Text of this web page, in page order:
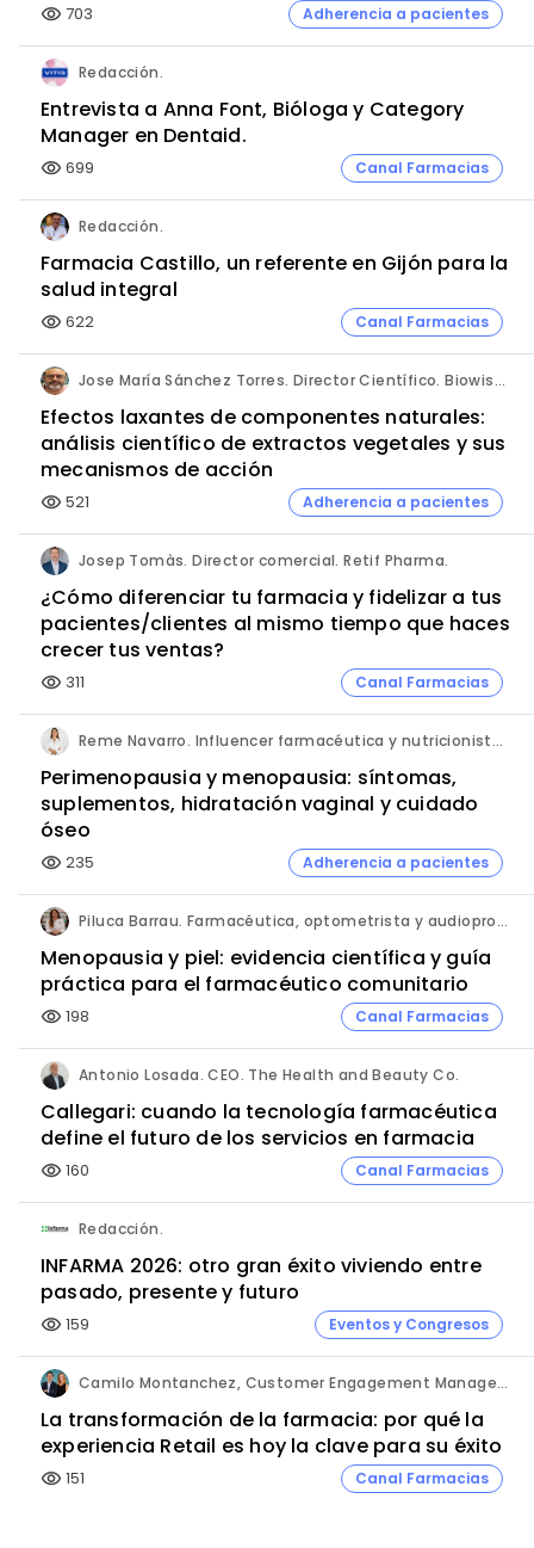
visibility 703 Adherencia a pacientes
Redacción.
Entrevista a Anna Font, Bióloga y Category
Manager en Dentaid.
visibility 699 Canal Farmacias
Redacción.
Farmacia Castillo, un referente en Gijón para la
salud integral
visibility 622 Canal Farmacias
Jose María Sánchez Torres. Director Científico. Biowise Pharmaceuticals.
Efectos laxantes de componentes naturales:
análisis científico de extractos vegetales y sus
mecanismos de acción
visibility 521 Adherencia a pacientes
Josep Tomàs. Director comercial. Retif Pharma.
¿Cómo diferenciar tu farmacia y fidelizar a tus
pacientes/clientes al mismo tiempo que haces
crecer tus ventas?
visibility 311 Canal Farmacias
Reme Navarro. Influencer farmacéutica y nutricionista. Co-fundadora. Atida Mifarma.
Perimenopausia y menopausia: síntomas,
suplementos, hidratación vaginal y cuidado
óseo
visibility 235 Adherencia a pacientes
Piluca Barrau. Farmacéutica, optometrista y audioprotesista. Experta en dermocosmética, formulación y salud integrativa.
Menopausia y piel: evidencia científica y guía
práctica para el farmacéutico comunitario
visibility 198 Canal Farmacias
Antonio Losada. CEO. The Health and Beauty Co.
Callegari: cuando la tecnología farmacéutica
define el futuro de los servicios en farmacia
visibility 160 Canal Farmacias
Redacción.
INFARMA 2026: otro gran éxito viviendo entre
pasado, presente y futuro
visibility 159 Eventos y Congresos
Camilo Montanchez, Customer Engagement Manager y Carole Joubert, Channel Activation Director. Laboratorios Pierre Fabre.
La transformación de la farmacia: por qué la
experiencia Retail es hoy la clave para su éxito
visibility 151 Canal Farmacias